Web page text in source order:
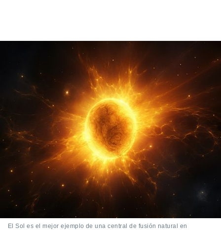
El Sol es el mejor ejemplo de una central de fusión natural en